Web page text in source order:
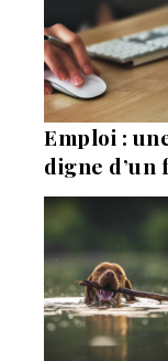
Emploi :
digne d’un